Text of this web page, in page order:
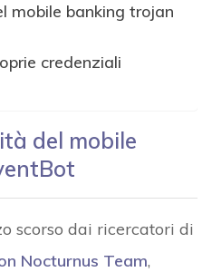
mobile banking trojan
credenziali
del mobile
scorso dai ricercatori di
Nocturnus Team,